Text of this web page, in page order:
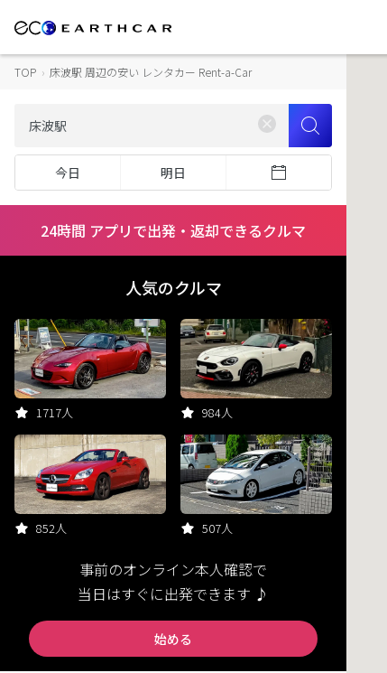
TOP › 床波駅 周辺の安い レンタカー Rent-a-Car
今日 明日
24時間 アプリで出発・返却できるクルマ
人気のクルマ
1717人 984人
852人 507人
事前のオンライン本人確認で
当日はすぐに出発できます ♪
始める